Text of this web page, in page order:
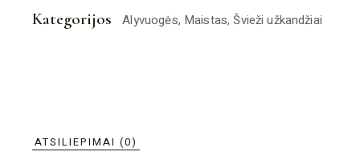
Kategorijos Alyvuogės, Maistas,Švieži užkandžiai
ATSILIEPIMAI (0)